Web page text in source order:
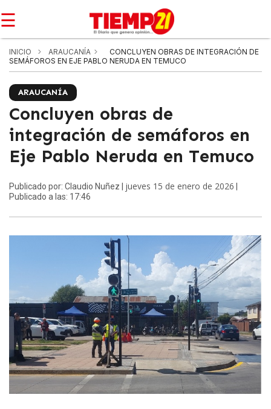
☰
INICIO ARAUCANÍA
CONCLUYEN OBRAS DE INTEGRACIÓN DE
SEMÁFOROS EN EJE PABLO NERUDA EN TEMUCO
ARAUCANÍA
Concluyen obras de
integración de semáforos en
Eje Pablo Neruda en Temuco
Publicado por: Claudio Nuñez | jueves 15 de enero de 2026
Publicado a las: 17:46